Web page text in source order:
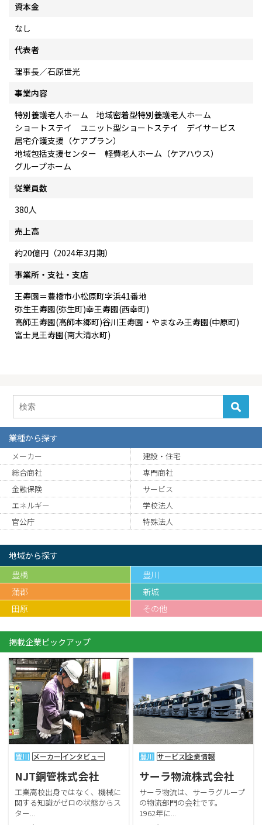
資本金
なし
代表者
理事長／石原世光
事業内容
特別養護老人ホーム 地域密着型特別養護老人ホーム
ショートステイ ユニット型ショートステイ デイサービス
居宅介護支援（ケアプラン）
地域包括支援センター 軽費老人ホーム（ケアハウス）
グループホーム
従業員数
380人
売上高
約20億円（2024年3月期）
事業所・支社・支店
王寿園＝豊橋市小松原町字浜41番地
弥生王寿園(弥生町)幸王寿園(西幸町)
高師王寿園(高師本郷町)谷川王寿園・やまなみ王寿園(中原町)
富士見王寿園(南大清水町)
業種から探す
メーカー
建設・住宅
総合商社
専門商社
金融保険
サービス
エネルギー
学校法人
官公庁
特殊法人
地域から探す
豊橋
豊川
蒲郡
新城
田原
その他
掲載企業ピックアップ
豊川 メーカーインタビュー
NJT銅管株式会社
工業高校出身ではなく、機械に
関する知識がゼロの状態からス
ター...
豊川 サービス企業情報
サーラ物流株式会社
サーラ物流は、サーラグループ
の物流部門の会社です。
1962年に...